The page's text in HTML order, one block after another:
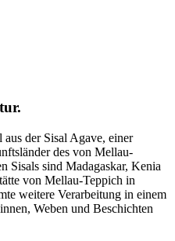
der Sisal Agave, einer
des von Mellau-
Sisals sind Madagaskar, Kenia
von Mellau-Teppich in
weitere Verarbeitung in einem
Weben und Beschichten